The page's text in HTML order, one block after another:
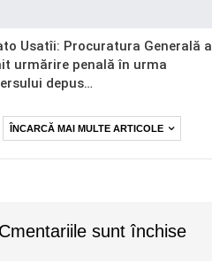
Usatîi: Procuratura Generală a
urmărire penală în urma
depus…
ÎNCARCĂ MAI MULTE ARTICOLE
Cmentariile sunt închise